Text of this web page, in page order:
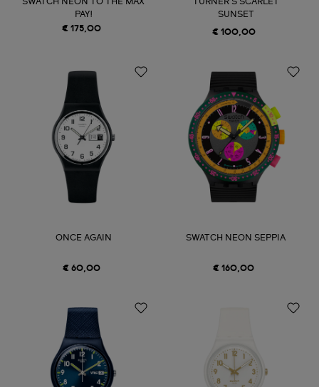
SWATCH NEON TO THE MAX
PAY!
€ 175,00
TURNER'S SCARLET
SUNSET
€ 100,00
ONCE AGAIN
€ 60,00
SWATCH NEON SEPPIA
€ 160,00